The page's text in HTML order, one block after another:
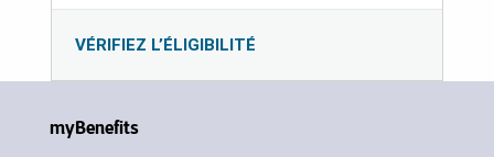
VÉRIFIEZ L’ÉLIGIBILITÉ
myBenefits